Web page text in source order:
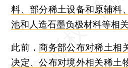
料、部分稀土设备和原辅料
池和人造石墨负极材料等相
此前，商务部公布对稀土相
决定、公布对境外相关稀土